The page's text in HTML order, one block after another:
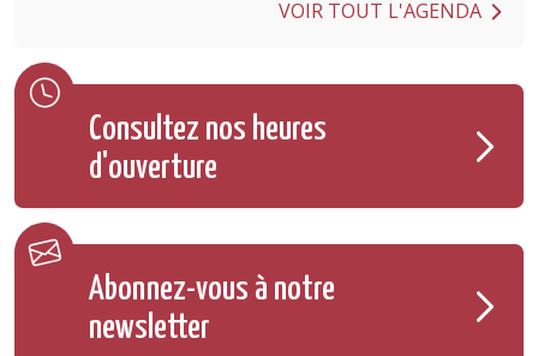
VOIR TOUT L'AGENDA
Consultez nos heures
d'ouverture
Abonnez-vous à notre
newsletter